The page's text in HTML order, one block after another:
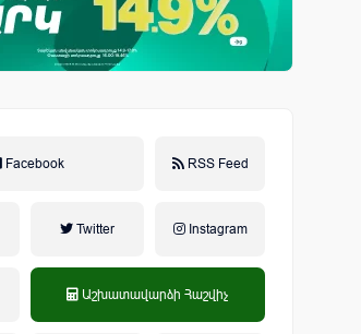
Facebook RSS Feed
Twitter Instagram
Աշխատավարձի Հաշվիչ